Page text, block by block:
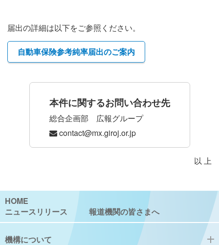
届出の詳細は以下をご参照ください。
自動車保険参考純率届出のご案内
本件に関するお問い合わせ先
総合企画部 広報グループ
contact@mx.giroj.or.jp
以 上
HOME
ニュースリリース
報道機関の皆さまへ
機構について
採用情報
よくあるご質問
サイトマップ
リンク集
損害保険料率算出機構
公式インスタグラム
インスタグラム